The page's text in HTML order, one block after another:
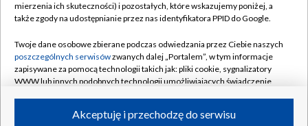
Naziemna Telewizja Cyfrowa
Rada Programowa
System NOS
Informacje o nadawcy
Program dla prasy
Pomoc
Kontakt
Kanały
mierzenia ich skuteczności) i pozostałych, które wskazujemy poniżej, a
także zgody na udostępnianie przez nas identyfikatora PPID do Google.
Twoje dane osobowe zbierane podczas odwiedzania przez Ciebie naszych
poszczególnych serwisówzwanych dalej „Portalem”, w tym informacje
zapisywane za pomocą technologii takich jak: pliki cookie, sygnalizatory
WWW lub innych podobnych technologii umożliwiających świadczenie
ruchu w Internecie.Akceptuję i przechodzę do serwisu